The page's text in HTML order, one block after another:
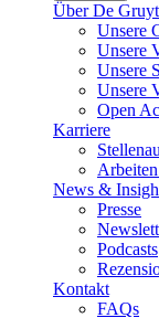
Über De
Unsere
Unsere
Unsere
Unsere
Open
Karriere
News &
Presse
Podcasts
Kontakt
FAQs